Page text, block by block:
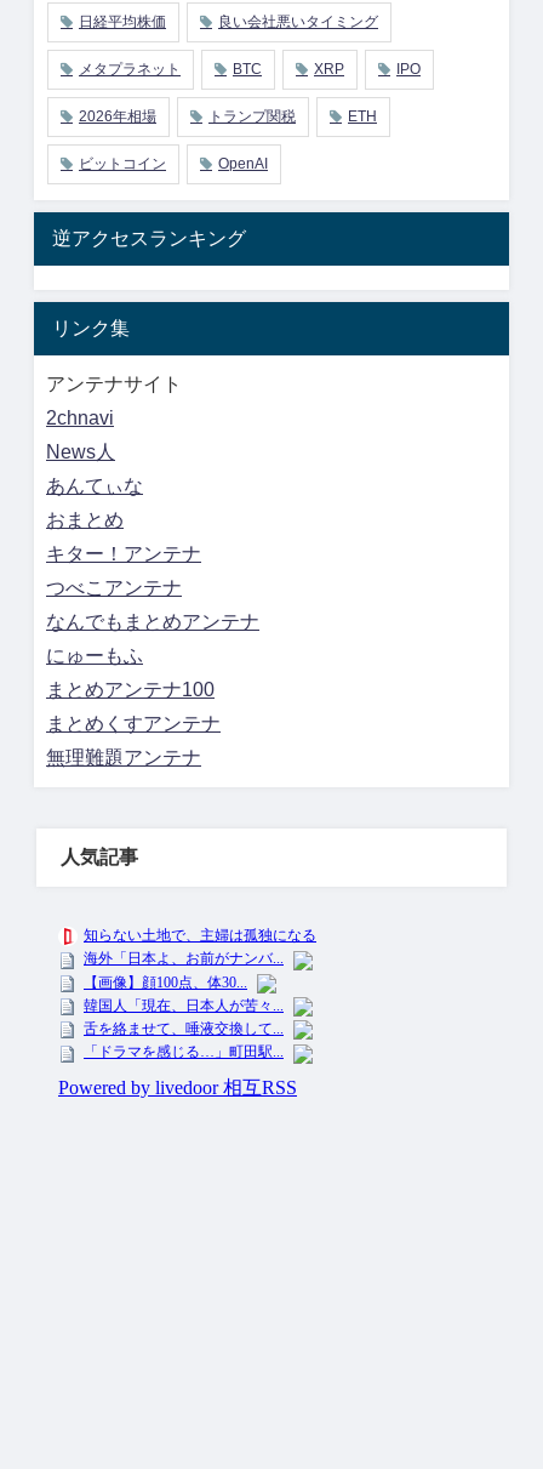
日経平均株価 良い会社悪いタイミング
メタプラネット BTC XRP IPO
2026年相場 トランプ関税 ETH
ビットコイン OpenAI
逆アクセスランキング
リンク集
アンテナサイト
2chnavi
News人
あんてぃな
おまとめ
キター！アンテナ
つべこアンテナ
なんでもまとめアンテナ
にゅーもふ
まとめアンテナ100
まとめくすアンテナ
無理難題アンテナ
人気記事